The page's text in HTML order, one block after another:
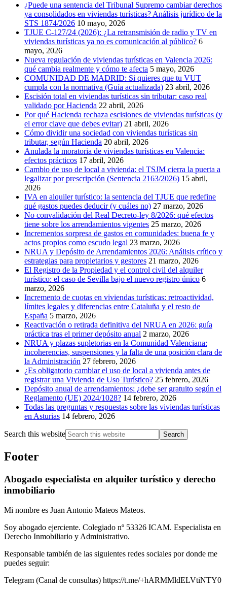
¿Puede una sentencia del Tribunal Supremo cambiar derechos
ya consolidados en viviendas turísticas? Análisis jurídico de la
STS 1874/2026 10 mayo, 2026
TJUE C-127/24 (2026): ¿La retransmisión de radio y TV en
viviendas turísticas ya no es comunicación al público? 6
mayo, 2026
Nueva regulación de viviendas turísticas en Valencia 2026:
qué cambia realmente y cómo te afecta 5 mayo, 2026
COMUNIDAD DE MADRID: Si quieres que tu VUT
cumpla con la normativa (Guía actualizada) 23 abril, 2026
Escisión total en viviendas turísticas sin tributar: caso real
validado por Hacienda 22 abril, 2026
Por qué Hacienda rechaza escisiones de viviendas turísticas (y
el error clave que debes evitar) 21 abril, 2026
Cómo dividir una sociedad con viviendas turísticas sin
tributar, según Hacienda 20 abril, 2026
Anulada la moratoria de viviendas turísticas en Valencia:
efectos prácticos 17 abril, 2026
Cambio de uso de local a vivienda: el TSJM cierra la puerta a
legalizar por prescripción (Sentencia 2163/2026) 15 abril,
2026
IVA en alquiler turístico: la sentencia del TJUE que redefine
qué gastos puedes deducir (y cuáles no) 27 marzo, 2026
No convalidación del Real Decreto-ley 8/2026: qué efectos
tiene sobre los arrendamientos vigentes 25 marzo, 2026
Incrementos sorpresa de gastos en comunidades: buena fe y
actos propios como escudo legal 23 marzo, 2026
NRUA y Depósito de Arrendamientos 2026: Análisis crítico y
estrategias para propietarios y gestores 21 marzo, 2026
El Registro de la Propiedad y el control civil del alquiler
turístico: el caso de Sevilla bajo el nuevo registro único 6
marzo, 2026
Incremento de cuotas en viviendas turísticas: retroactividad,
límites legales y diferencias entre Cataluña y el resto de
España 5 marzo, 2026
Reactivación o retirada definitiva del NRUA en 2026: guía
práctica tras el primer depósito anual 2 marzo, 2026
NRUA y plazas supletorias en la Comunidad Valenciana:
incoherencias, suspensiones y la falta de una posición clara de
la Administración 27 febrero, 2026
¿Es obligatorio cambiar el uso de local a vivienda antes de
registrar una Vivienda de Uso Turístico? 25 febrero, 2026
Depósito anual de arrendamientos: ¿debe ser gratuito según el
Reglamento (UE) 2024/1028? 14 febrero, 2026
Todas las preguntas y respuestas sobre las viviendas turísticas
en Asturias 14 febrero, 2026
Search this website
Footer
Abogado especialista en alquiler turístico y derecho
inmobiliario
Mi nombre es Juan Antonio Mateos Mateos.
Soy abogado ejerciente. Colegiado nº 53326 ICAM. Especialista en
Derecho Inmobiliario y Administrativo.
Responsable también de las siguientes redes sociales por donde me
puedes seguir:
Telegram (Canal de consultas) https://t.me/+hARMMldELVtiNTY0